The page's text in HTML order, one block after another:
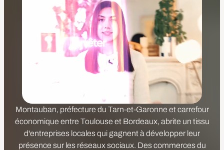
Montauban, préfecture du Tarn-et-Garonne et carrefour
économique entre Toulouse et Bordeaux, abrite un tissu
d'entreprises locales qui gagnent à développer leur
présence sur les réseaux sociaux. Des commerces du